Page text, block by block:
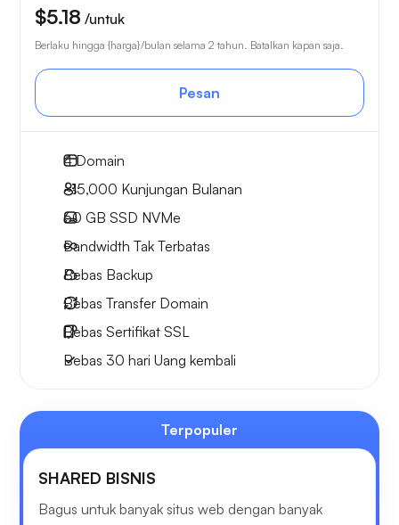
$5.18 /untuk
Berlaku hingga {harga}/bulan selama 2 tahun. Batalkan kapan saja.
Pesan
4Domain
~15,000 Kunjungan Bulanan
60 GB SSD NVMe
Bandwidth Tak Terbatas
Bebas Backup
Bebas Transfer Domain
Bebas Sertifikat SSL
Bebas 30 hari Uang kembali
Terpopuler
SHARED BISNIS
Bagus untuk banyak situs web dengan banyak